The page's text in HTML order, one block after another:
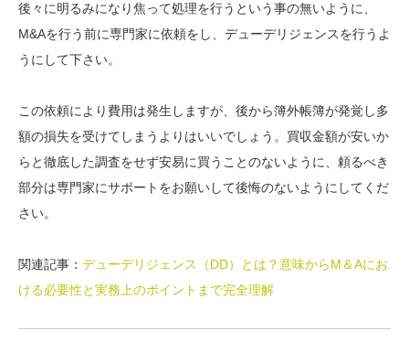
後々に明るみになり焦って処理を行うという事の無いように、
M&Aを行う前に専門家に依頼をし、 デューデリジェンスを行うよ
うにして下さい。
この依頼により費用は発生しますが、後から簿外帳簿が発覚し多
額の損失を受けてしまうよりはいいでしょう。買収金額が安いか
らと徹底した調査をせず安易に買うことのないように、頼るべき
部分は専門家にサポートをお願いして後悔のないようにしてくだ
さい。
関連記事： デューデリジェンス（DD）とは？意味からM＆Aにお
ける必要性と実務上のポイントまで完全理解